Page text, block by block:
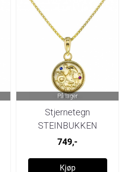
På lager
Stjernetegn
STEINBUKKEN
749,-
Kjøp